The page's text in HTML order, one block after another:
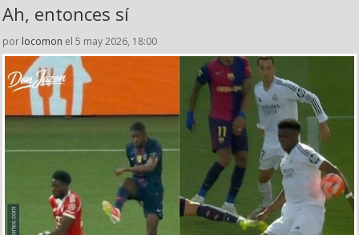
Ah, entonces sí
por locomon el 5 may 2026, 18:00